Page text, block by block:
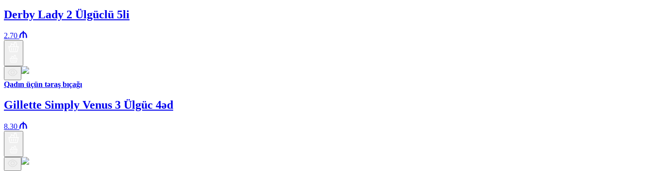
Derby Lady 2 Ülgüclü 5li
2.70
Qadın üçün təraş bıçağı
Gillette Simply Venus 3 Ülgüc 4əd
8.30